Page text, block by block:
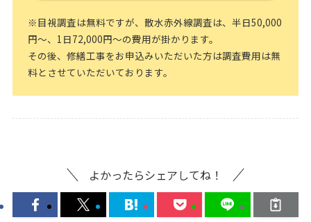
※目視調査は無料ですが、散水赤外線調査は、半日50,000
円～、1日72,000円～の費用が掛かります。
その後、修繕工事をお申込みいただいた方は調査費用は無
料とさせていただいております。
よかったらシェアしてね！